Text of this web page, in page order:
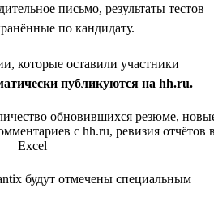
письмо, результаты тестов
по кандидату.
которые оставили участники
публикуются на hh.ru.
будут отмечены специальным